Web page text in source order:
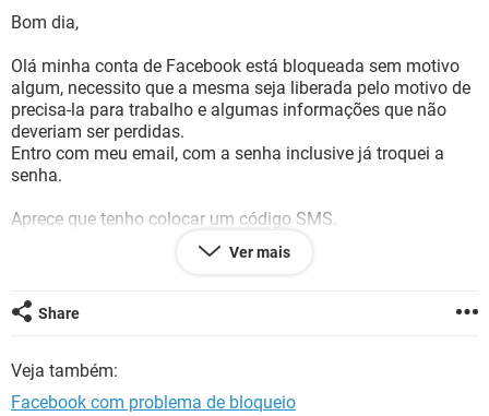
GUIA DE COMPRAS
GUIA DE COMPRAS
CELULAR
OUTLOOK EXCEL
INSTAGRAM GMAIL
GUIA DE COMPRAS
Bom dia,
Olá minha conta de Facebook está bloqueada sem motivo
algum, necessito que a mesma seja liberada pelo motivo de
precisa-la para trabalho e algumas informações que não
deveriam ser perdidas.
Entro com meu email, com a senha inclusive já troquei a
senha.
Aprece que tenho colocar um código SMS.
Por ser uma conta antiga não tenho mais o número
cadastrado inclusive não me lembro qual é.
também o e-mail que é duedea@terra.com.br
Ver mais
Share
Veja também:
Facebook com problema de bloqueio